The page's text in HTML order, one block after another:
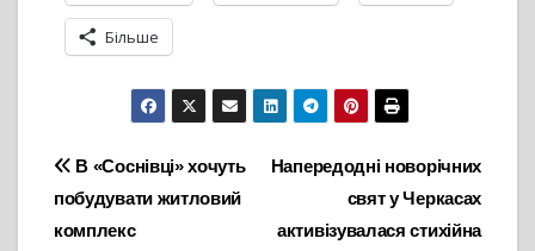
Більше
Навігація
записів
Напередодні новорічних
свят у Черкасах
активізувалася стихійна
В «Соснівці» хочуть
побудувати житловий
комплекс